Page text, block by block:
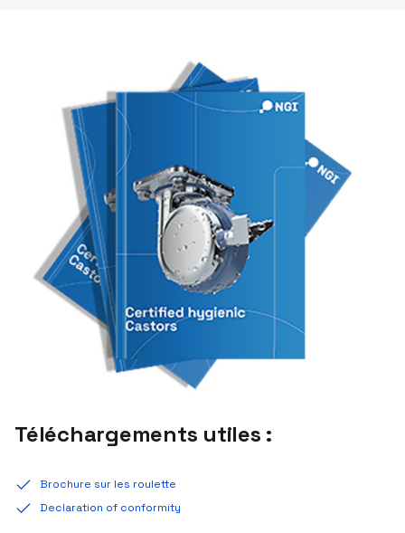
Téléchargements utiles :
Brochure sur les roulette
Declaration of conformity